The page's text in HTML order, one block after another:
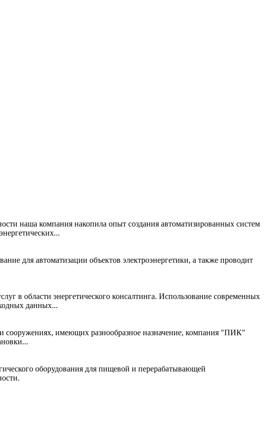
наша компания накопила опыт создания автоматизированных систем
для автоматизации объектов электроэнергетики, а также проводит
области энергетического консалтинга. Использование современных
данных...
сооружениях, имеющих разнообразное назначение, компания "ПИК"
оборудования для пищевой и перерабатывающей